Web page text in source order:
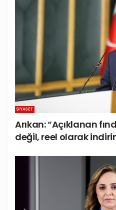
SIYASET
Arıkan: “Açıklanan
değil, reel olarak